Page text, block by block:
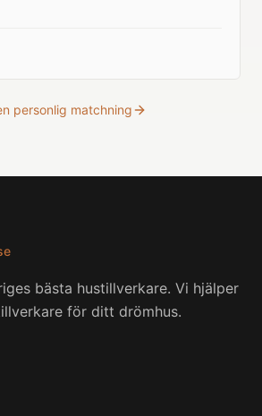
personlig matchning
bästa hustillverkare. Vi hjälper
för ditt drömhus.